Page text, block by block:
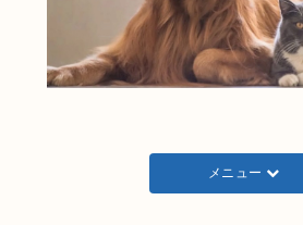
メニュー